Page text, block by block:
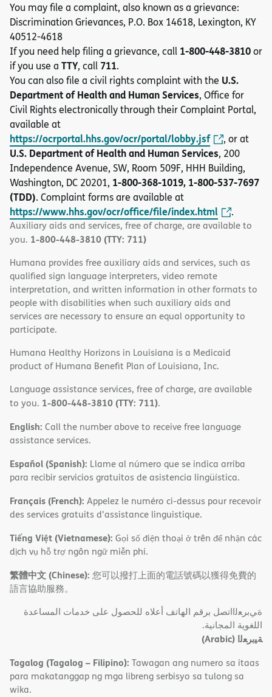
You may file a complaint, also known as a grievance:
Discrimination Grievances, P.O. Box 14618, Lexington, KY
40512-4618
If you need help filing a grievance, call 1-800-448-3810or
if you use a TTY, call 711.
You can also file a civil rights complaint with the U.S.
Department of Health and Human Services, Office for
Civil Rights electronically through their Complaint Portal,
available at
https://ocrportal.hhs.gov/ocr/portal/lobby.jsf , or at
U.S. Department of Health and Human Services, 200
Independence Avenue, SW, Room 509F, HHH Building,
Washington, DC 20201, 1-800-368-1019, 1-800-537-7697
(TDD). Complaint forms are available at
https://www.hhs.gov/ocr/office/file/index.html .
Auxiliary aids and services, free of charge, are available to
you. 1-800-448-3810 (TTY: 711)
Humana provides free auxiliary aids and services, such as
qualified sign language interpreters, video remote
interpretation, and written information in other formats to
people with disabilities when such auxiliary aids and
services are necessary to ensure an equal opportunity to
participate.
Humana Healthy Horizons in Louisiana is a Medicaid
product of Humana Benefit Plan of Louisiana, Inc.
Language assistance services, free of charge, are available
to you. 1-800-448-3810 (TTY: 711).
English: Call the number above to receive free language
assistance services.
Español (Spanish): Llame al número que se indica arriba
para recibir servicios gratuitos de asistencia lingüística.
Français (French): Appelez le numéro ci-dessus pour recevoir
des services gratuits d'assistance linguistique.
Tiếng Việt (Vietnamese): Gọi số điện thoại ở trên để nhận các
dịch vụ hỗ trợ ngôn ngữ miễn phí.
繁體中文 (Chinese): 您可以撥打上面的電話號碼以獲得免費的
語言協助服務。
ةﻲﺑﺮﻌﻟااﺗﺼﻞ ﺑﺮﻗﻢ اﻟﮭﺎﺗﻒ أﻋﻼه ﻟﻠﺤﺼﻮل ﻋﻠﻰ ﺧﺪﻣﺎت اﻟﻤﺴﺎﻋﺪة
اﻟﻠﻐﻮﯾﺔ اﻟﻤﺠﺎﻧﯿﺔ.
ﺔﯿﺑﺮﻌﻟا (Arabic)
Tagalog (Tagalog – Filipino): Tawagan ang numero sa itaas
para makatanggap ng mga libreng serbisyo sa tulong sa
wika.